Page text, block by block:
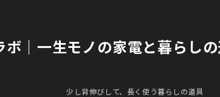
ボ｜一生モノの家電と暮らし
少し背伸びして、長く使う暮らしの道具